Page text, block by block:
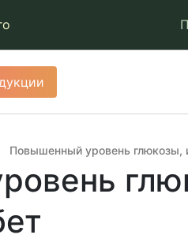
Повышенный уровень глюкозы,